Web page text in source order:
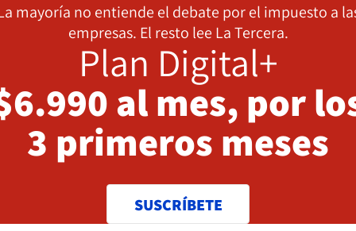
mayoría no entiende el debate por el impuesto a
empresas. El resto lee La Tercera.
Plan Digital+
al mes, por
3 primeros meses
SUSCRÍBETE